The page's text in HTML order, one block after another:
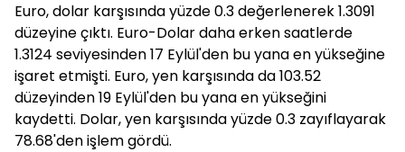
Euro, dolar karşısında yüzde 0.3 değerlenerek 1.3091
düzeyine çıktı. Euro-Dolar daha erken saatlerde
1.3124 seviyesinden 17 Eylül'den bu yana en yükseğine
işaret etmişti. Euro, yen karşısında da 103.52
düzeyinden 19 Eylül'den bu yana en yükseğini
kaydetti. Dolar, yen karşısında yüzde 0.3 zayıflayarak
78.68'den işlem gördü.